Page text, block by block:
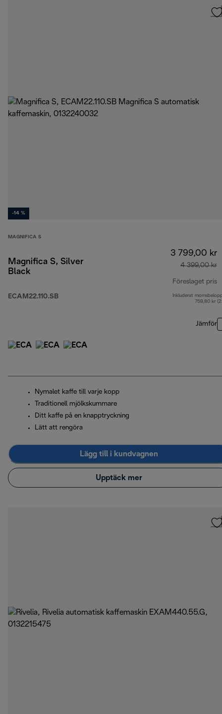
-14 %
MAGNIFICA S
Magnifica S, Silver
Black
ECAM22.110.SB
3 799,00 kr
4 399,00 kr
Föreslaget pris
Inkluderat
759,80 kr
Jämför
Nymalet kaffe till varje kopp
Traditionell mjölkskummare
Ditt kaffe på en knapptryckning
Lätt att rengöra
Lägg till i kundvagnen
Upptäck mer